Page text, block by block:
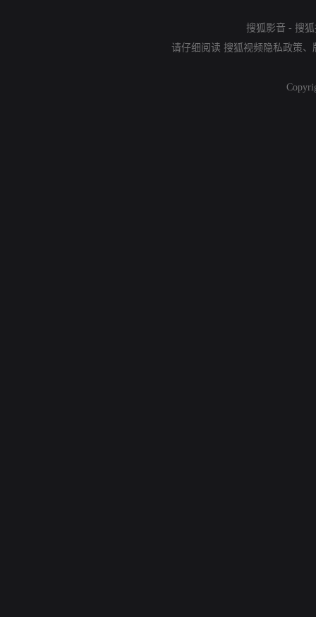
搜狐影音 - 搜
请仔细阅读 搜狐视频隐私政策、